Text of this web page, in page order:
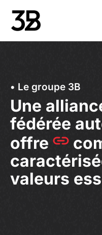
• Le groupe 3B
Une
fédérée
offre
valeurs